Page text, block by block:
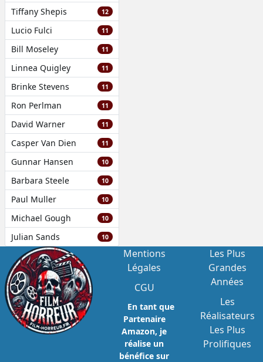
Tiffany Shepis 12
Lucio Fulci 11
Bill Moseley 11
Linnea Quigley 11
Brinke Stevens 11
Ron Perlman 11
David Warner 11
Casper Van Dien 11
Gunnar Hansen 10
Barbara Steele 10
Paul Muller 10
Michael Gough 10
Julian Sands 10
Mentions
Légales
CGU
En tant que
Partenaire
Amazon, je
réalise un
bénéfice sur
Les Plus
Grandes
Années
Les
Réalisateurs
Les Plus
Prolifiques